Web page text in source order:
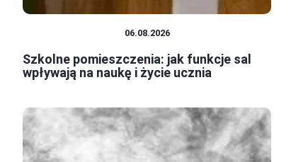
06.08.2026
Szkolne pomieszczenia: jak funkcje sal
wpływają na naukę i życie ucznia